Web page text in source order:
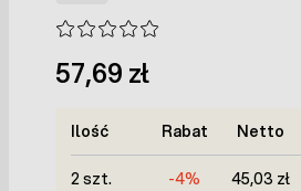
57,69 zł
Ilość Rabat Netto
2 szt. -4% 45,03 zł